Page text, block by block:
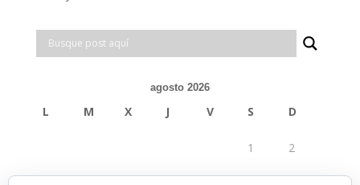
agosto 2026
L M X J V S D
1 2